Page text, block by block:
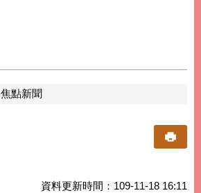
焦點新聞
資料更新時間：109-11-18 16:11